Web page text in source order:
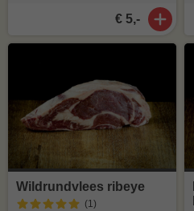
€ 5,-
Wildrundvlees ribeye
(1)